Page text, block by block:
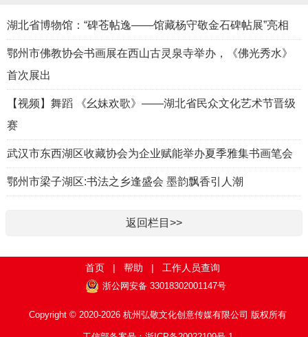
湖北省博物馆：“碑苍帖逸——馆藏杨守敬金石碑帖展”亮相
鄂州市佛教协会书画展在西山古灵泉寺举办，《佛光秀水》
首次展出
【视频】舞蹈 《幺妹欢歌》——湖北省民众文化艺术节晋级
赛
武汉市东西湖区收藏协会为企业赋能举办夏季雅集书画笔会
鄂州市梁子湖区:书法之乡逢盛会 墨韵飘香引人潮
返回栏目>>
首页 | 帮助 | 工作人员查询
浙公网安备 33018302001147号
Copyright © 2020-2026 杭州弘敬文化创意传媒有限公司 版权所有